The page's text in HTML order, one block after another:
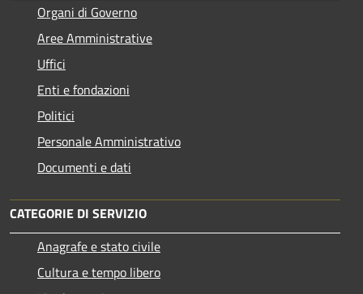
Organi di Governo
Aree Amministrative
Uffici
Enti e fondazioni
Politici
Personale Amministrativo
Documenti e dati
CATEGORIE DI SERVIZIO
Anagrafe e stato civile
Cultura e tempo libero